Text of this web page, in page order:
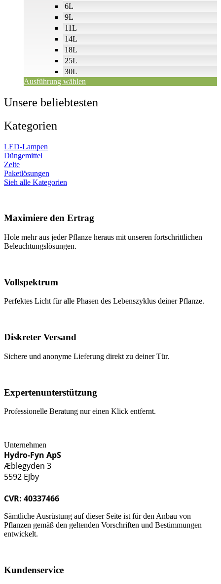
6L
9L
11L
14L
18L
25L
30L
Ausführung wählen
Unsere beliebtesten
Kategorien
LED-Lampen
Düngemittel
Zelte
Paketlösungen
Sieh alle Kategorien
Maximiere den Ertrag
Hole mehr aus jeder Pflanze heraus mit unseren fortschrittlichen
Beleuchtungslösungen.
Vollspektrum
Perfektes Licht für alle Phasen des Lebenszyklus deiner Pflanze.
Diskreter Versand
Sichere und anonyme Lieferung direkt zu deiner Tür.
Expertenunterstützung
Professionelle Beratung nur einen Klick entfernt.
Unternehmen
Hydro-Fyn ApS
Æblegyden 3
5592 Ejby
CVR: 40337466
Sämtliche Ausrüstung auf dieser Seite ist für den Anbau von
Pflanzen gemäß den geltenden Vorschriften und Bestimmungen
entwickelt.
Kundenservice